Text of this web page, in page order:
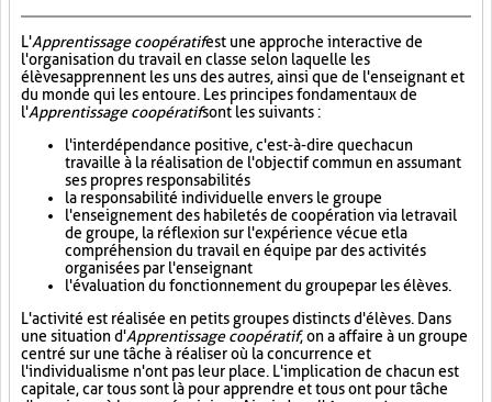
L'Apprentissage coopératifest une approche interactive de
l'organisation du travail en classe selon laquelle les
élèves apprennent les uns des autres, ainsi que de l'enseignant et
du monde qui les entoure. Les principes fondamentaux de
l'Apprentissage coopératifsont les suivants :
l'interdépendance positive, c'est-à-dire que chacun
travaille à la réalisation de l'objectif commun en assumant
ses propres responsabilités
la responsabilité individuelle envers le groupe
l'enseignement des habiletés de coopération via le travail
de groupe, la réflexion sur l'expérience vécue et la
compréhension du travail en équipe par des activités
organisées par l'enseignant
l'évaluation du fonctionnement du groupe par les élèves.
L'activité est réalisée en petits groupes distincts d'élèves. Dans
une situation d'Apprentissage coopératif, on a affaire à un groupe
centré sur une tâche à réaliser où la concurrence et
l'individualisme n'ont pas leur place. L'implication de chacun est
capitale, car tous sont là pour apprendre et tous ont pour tâche